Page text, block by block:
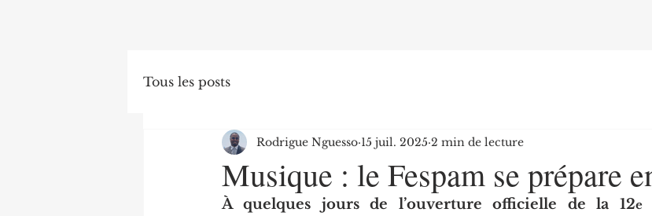
Tous les posts
Musique : le Fespam se prépare
Rodrigue Nguesso 15 juil. 2025 2 min de lecture
À quelques jours de l’ouverture officielle de la 12e